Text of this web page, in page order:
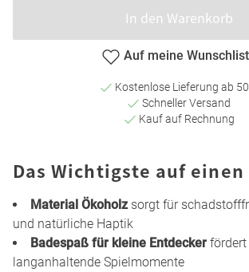
In den Warenkorb
Auf meine
Kostenlose Lieferung ab
Schneller Versand
Kauf auf Rechnung
Das Wichtigste auf
Material Ökoholzsorgt für
und natürliche Haptik
Badespaß für kleine Entdecker
langanhaltende Spielmomente